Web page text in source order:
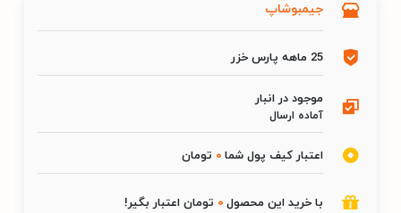
جیمبوشاپ
25 ماهه پارس خزر
موجود در انبار
آماده ارسال
اعتبار کیف پول شما 0 تومان
با خرید این محصول 0 تومان اعتبار بگیر!